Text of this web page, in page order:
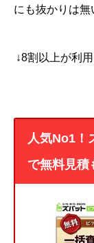
にも抜かりは無
↓8割以上が利
人気No1！
で無料見積